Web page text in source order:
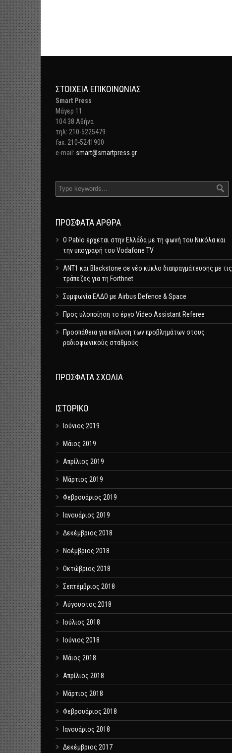
ΣΤΟΙΧΕΊΑ ΕΠΙΚΟΙΝΩΝΊΑΣ
Smart Press
Mάγερ 11
104 38 Αθήνα
τηλ: 210-5225479
fax: 210-5241900
e-mail: smart@smartpress.gr
ΠΡΌΣΦΑΤΑ ΆΡΘΡΑ
Ο Pablo έρχεται στην Ελλάδα με τη φωνή του Νικόλα και
την υπογραφή του Vodafone TV
ΑΝΤ1 και Blackstone σε νέο κύκλο διαπραγμάτευσης με τις
τράπεζες για τη Forthnet
Συμφωνία ΕΛΔΟ με Airbus Defence & Space
Προς υλοποίηση το έργο Video Assistant Referee
Προσπάθεια για επίλυση των προβλημάτων στους
ραδιοφωνικούς σταθμούς
ΠΡΌΣΦΑΤΑ ΣΧΌΛΙΑ
ΙΣΤΟΡΙΚΌ
Ιούνιος 2019
Μάιος 2019
Απρίλιος 2019
Μάρτιος 2019
Φεβρουάριος 2019
Ιανουάριος 2019
Δεκέμβριος 2018
Νοέμβριος 2018
Οκτώβριος 2018
Σεπτέμβριος 2018
Αύγουστος 2018
Ιούλιος 2018
Ιούνιος 2018
Μάιος 2018
Απρίλιος 2018
Μάρτιος 2018
Φεβρουάριος 2018
Ιανουάριος 2018
Δεκέμβριος 2017